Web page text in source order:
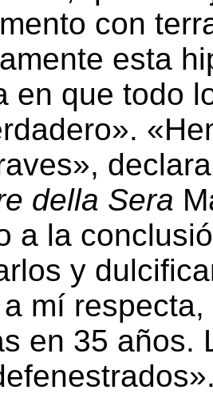
con
esta
en que todo
della Sera
a la
y
mí
en 35 años.